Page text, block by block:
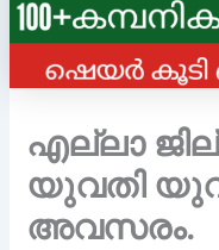
എല്ലാ
യുവതി
അവസരം.